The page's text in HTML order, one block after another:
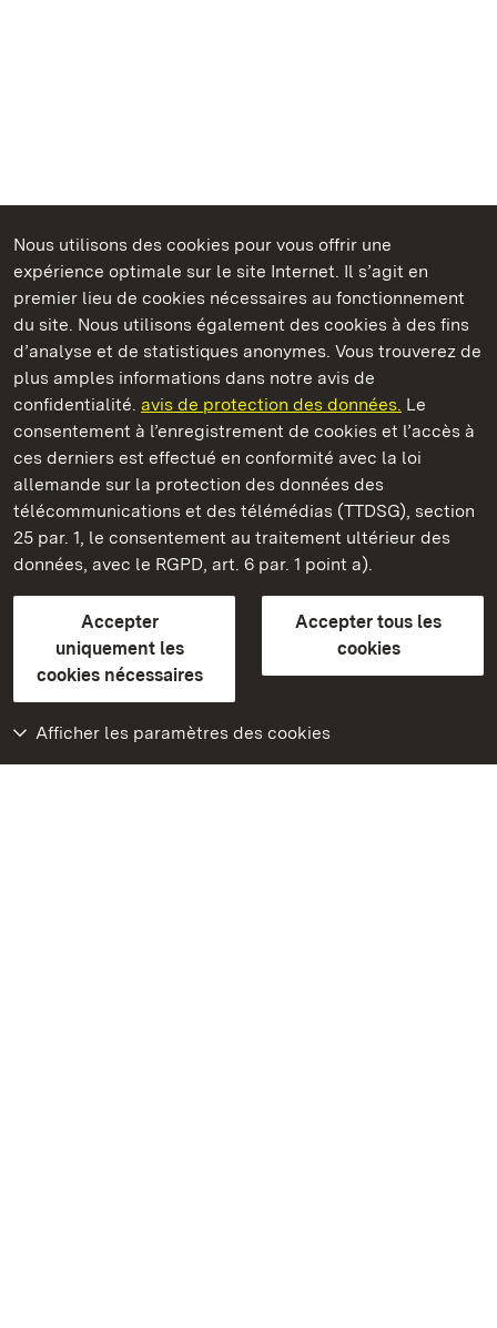
Nous utilisons des cookies pour vous offrir une
expérience optimale sur le site Internet. Il s’agit en
premier lieu de cookies nécessaires au fonctionnement
du site. Nous utilisons également des cookies à des fins
d’analyse et de statistiques anonymes. Vous trouverez de
plus amples informations dans notre avis de
confidentialité. avis de protection des données. Le
consentement à l’enregistrement de cookies et l’accès à
ces derniers est effectué en conformité avec la loi
allemande sur la protection des données des
télécommunications et des télémédias (TTDSG), section
25 par. 1, le consentement au traitement ultérieur des
données, avec le RGPD, art. 6 par. 1 point a).
Accepter
uniquement les
cookies nécessaires
Accepter tous les
cookies
Afficher les paramètres des cookies
Châteaux et jardins publics du Bade-Wurtemberg
Staatliche Schlösser und Gärten Baden‑Württemberg
Châteaux et jardins publics du Bade-Wurtemberg
ContactFAQ et réponsesMentions légales
Protection des données
Explications sur l’accessibilité
BITV-konform (geprüfte Seiten)
plus loin
Accueil
Monuments
Rendez-nous visite